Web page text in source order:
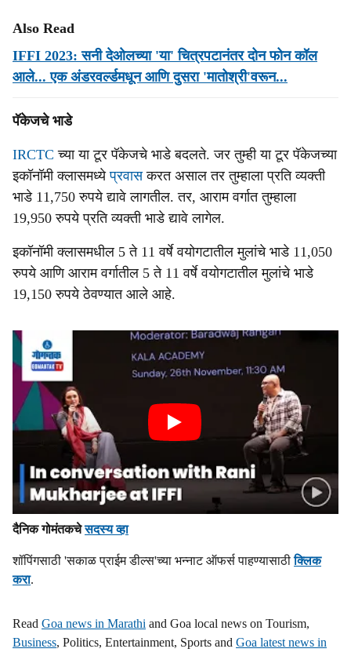
Also Read
IFFI 2023: सनी देओलच्या 'या' चित्रपटानंतर दोन फोन कॉल
आले... एक अंडरवर्ल्डमधून आणि दुसरा 'मातोश्री'वरून...
पॅकेजचे भाडे
IRCTCच्या या टूर पॅकेजचे भाडे बदलते. जर तुम्ही या टूर पॅकेजच्या
इकॉनॉमी क्लासमध्येप्रवासकरत असाल तर तुम्हाला प्रति व्यक्ती
भाडे 11,750 रुपये द्यावे लागतील. तर, आराम वर्गात तुम्हाला
19,950 रुपये प्रति व्यक्ती भाडे द्यावे लागेल.
इकॉनॉमी क्लासमधील 5 ते 11 वर्षे वयोगटातील मुलांचे भाडे 11,050
रुपये आणि आराम वर्गातील 5 ते 11 वर्षे वयोगटातील मुलांचे भाडे
19,150 रुपये ठेवण्यात आले आहे.
दैनिक गोमंतकचेसदस्य व्हा
शॉपिंगसाठी 'सकाळ प्राईम डील्स'च्या भन्नाट ऑफर्स पाहण्यासाठीक्लिक
करा.
Read Goa news in Marathi and Goa local news on Tourism,
Business, Politics, Entertainment, Sports and Goa latest news in